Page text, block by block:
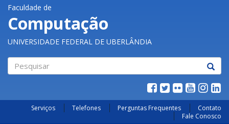
Faculdade de
Computação
UNIVERSIDADE FEDERAL DE UBERLÂNDIA
Serviços Telefones Perguntas Frequentes
Contato
Fale Conosco